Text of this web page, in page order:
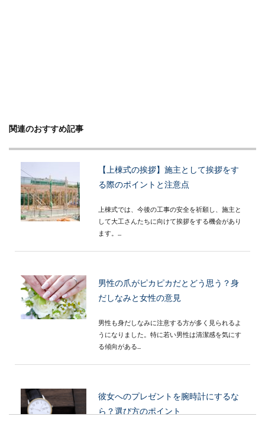
関連のおすすめ記事
【上棟式の挨拶】施主として挨拶をす
る際のポイントと注意点
上棟式では、今後の工事の安全を祈願し、施主と
して大工さんたちに向けて挨拶をする機会があり
ます。...
男性の爪がピカピカだとどう思う？身
だしなみと女性の意見
男性も身だしなみに注意する方が多く見られるよ
うになりました。特に若い男性は清潔感を気にす
る傾向がある...
彼女へのプレゼントを腕時計にするな
ら？選び方のポイント